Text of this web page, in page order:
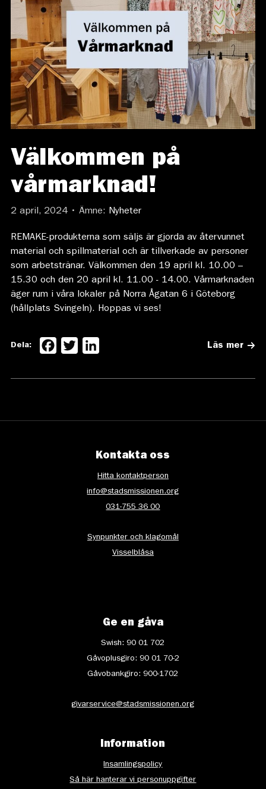
Välkommen på
vårmarknad!
2 april, 2024 • Ämne: Nyheter
REMAKE-produkterna som säljs är gjorda av återvunnet
material och spillmaterial och är tillverkade av personer
som arbetstränar. Välkommen den 19 april kl. 10.00 –
15.30 och den 20 april kl. 11.00 - 14.00. Vårmarknaden
äger rum i våra lokaler på Norra Ågatan 6 i Göteborg
(hållplats Svingeln). Hoppas vi ses!
Läs mer
Dela: Facebook
Twitter
Kontakta oss
Hitta kontaktperson
info@stadsmissionen.org
031-755 36 00
Synpunkter och klagomål
Visselblåsa
Ge en gåva
Swish: 90 01 702
Gåvoplusgiro: 90 01 70-2
Gåvobankgiro: 900-1702
givarservice@stadsmissionen.org
Information
Insamlingspolicy
Så här hanterar vi personuppgifter